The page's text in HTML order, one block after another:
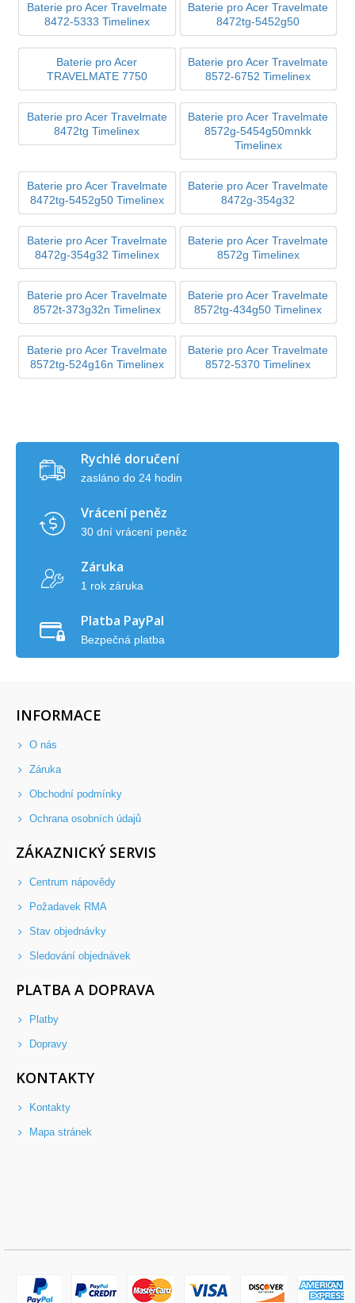
Baterie pro Acer Travelmate
8472-5333 Timelinex
Baterie pro Acer Travelmate
8472tg-5452g50
Baterie pro Acer
TRAVELMATE 7750
Baterie pro Acer Travelmate
8572-6752 Timelinex
Baterie pro Acer Travelmate
8472tg Timelinex
Baterie pro Acer Travelmate
8572g-5454g50mnkk
Timelinex
Baterie pro Acer Travelmate
8472tg-5452g50 Timelinex
Baterie pro Acer Travelmate
8472g-354g32
Baterie pro Acer Travelmate
8472g-354g32 Timelinex
Baterie pro Acer Travelmate
8572g Timelinex
Baterie pro Acer Travelmate
8572t-373g32n Timelinex
Baterie pro Acer Travelmate
8572tg-434g50 Timelinex
Baterie pro Acer Travelmate
8572tg-524g16n Timelinex
Baterie pro Acer Travelmate
8572-5370 Timelinex
Rychlé doručení
zasláno do 24 hodin
Vrácení peněz
30 dní vrácení peněz
Záruka
1 rok záruka
Platba PayPal
Bezpečná platba
INFORMACE
O nás
Záruka
Obchodní podmínky
Ochrana osobních údajů
ZÁKAZNICKÝ SERVIS
Centrum nápovědy
Požadavek RMA
Stav objednávky
Sledování objednávek
PLATBA A DOPRAVA
Platby
Dopravy
KONTAKTY
Kontakty
Mapa stránek